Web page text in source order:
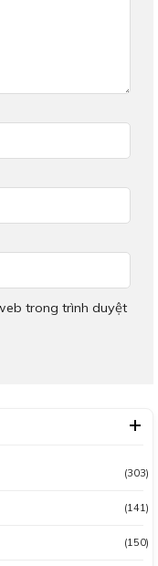
trong trình duyệt
(303)
(141)
(150)